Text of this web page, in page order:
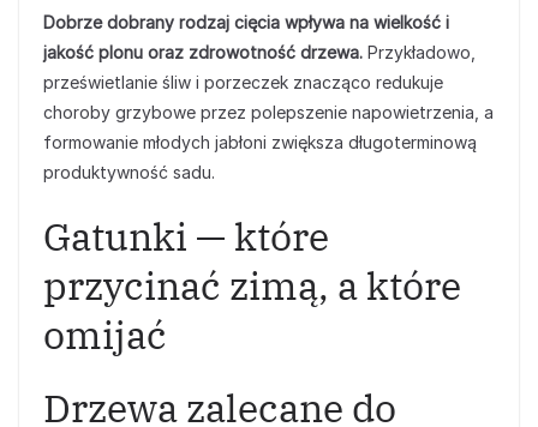
Dobrze dobrany rodzaj cięcia wpływa na wielkość i
jakość plonu oraz zdrowotność drzewa. Przykładowo,
prześwietlanie śliw i porzeczek znacząco redukuje
choroby grzybowe przez polepszenie napowietrzenia, a
formowanie młodych jabłoni zwiększa długoterminową
produktywność sadu.
Gatunki — które
przycinać zimą, a które
omijać
Drzewa zalecane do